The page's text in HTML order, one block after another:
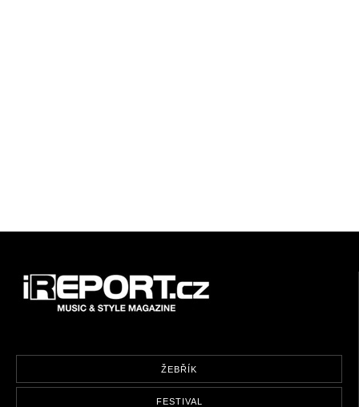
ŽEBŘÍK
FESTIVAL